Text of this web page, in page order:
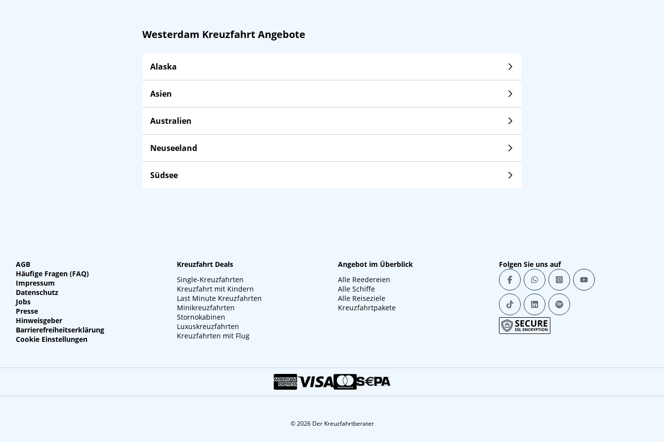
Westerdam Kreuzfahrt Angebote
Alaska
Asien
Australien
Neuseeland
Südsee
AGB
Häufige Fragen (FAQ)
Impressum
Datenschutz
Jobs
Presse
Hinweisgeber
Barrierefreiheitserklärung
Cookie Einstellungen
Kreuzfahrt Deals
Single-Kreuzfahrten
Kreuzfahrt mit Kindern
Last Minute Kreuzfahrten
Minikreuzfahrten
Stornokabinen
Luxuskreuzfahrten
Kreuzfahrten mit Flug
Angebot im Überblick
Alle Reedereien
Alle Schiffe
Alle Reiseziele
Kreuzfahrtpakete
Folgen Sie uns auf
© 2026 Der Kreuzfahrtberater